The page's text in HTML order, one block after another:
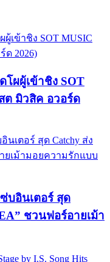
โผผู้เข้าชิง SOT
ต มิวสิค อวอร์ด
บอินเตอร์ สุด
ชวนฟอร์อายเม้า